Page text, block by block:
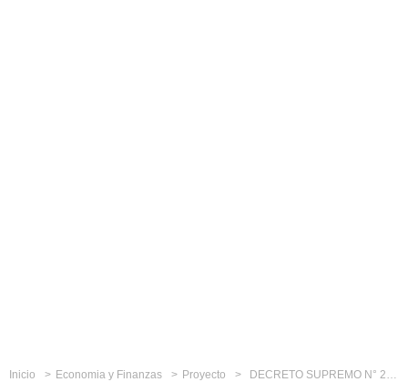
Inicio Economia y Finanzas Proyecto DECRETO SUPREMO N° 282-2013-EF Modifican el N° 006-2012-EF que aprueba el Reglamento de la Ley N°